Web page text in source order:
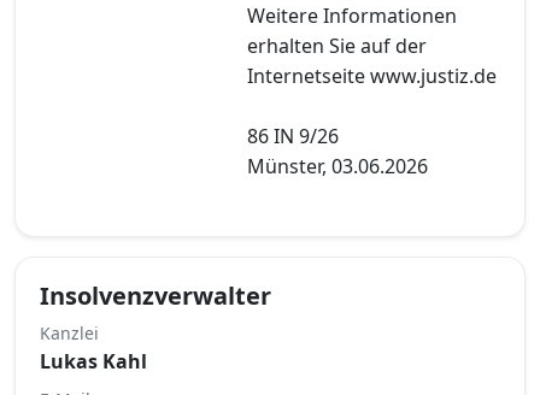
Weitere Informationen
erhalten Sie auf der
Internetseite www.justiz.de
86 IN 9/26
Münster, 03.06.2026
Insolvenzverwalter
Kanzlei
Lukas Kahl